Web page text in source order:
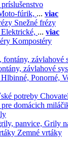
fúrik, ... viac
Snežné frézy
Elektrické, ... viac
Kompostéry
závlahové
Hlbinné, Ponorné,
domácich
panvice, Grily
Zemné vrtáky